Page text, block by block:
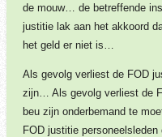
de mouw… de betreffende
justitie lak aan het akkoord
het geld er niet is…
Als gevolg verliest de FOD
zijn… Als gevolg verliest de
beu zijn onderbemand te
FOD justitie